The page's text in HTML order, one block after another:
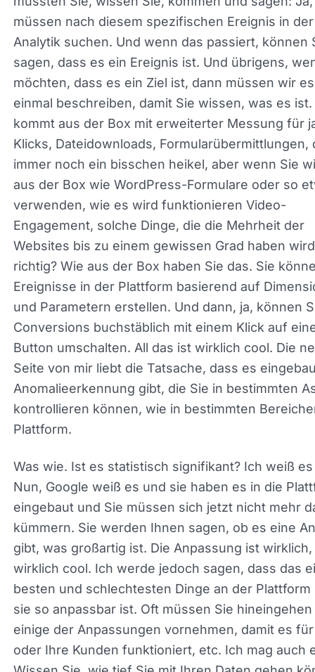
dann mussten Sie, wissen Sie, kommen und
Sie müssen nach diesem spezifischen Ereignis
Analytik suchen. Und wenn das passiert, können
sagen, dass es ein Ereignis ist. Und übrigens,
möchten, dass es ein Ziel ist, dann müssen wir
einmal beschreiben, damit Sie wissen, was es ist.
es kommt aus der Box mit erweiterter Messung
Link-Klicks, Dateidownloads,
das ist immer noch ein bisschen heikel, aber
etwas verwenden, wie es wird funktionieren
Engagement, solche Dinge, die die Mehrheit der
Websites bis zu einem gewissen Grad haben
richtig? Wie aus der Box haben Sie das. Sie
auch Ereignisse in der Plattform basierend auf
Dimensionen und Parametern erstellen. Und
Die nerdige Seite von mir liebt die Tatsache, dass
eingebaute Anomalieerkennung gibt, die Sie in
bestimmten Aspekten kontrollieren können, wie
Was wie. Ist es statistisch signifikant? Ich weiß
Nun, Google weiß es und sie haben es in die
eingebaut und Sie müssen sich jetzt nicht mehr
kümmern. Sie werden Ihnen sagen, ob es eine
Anomalie gibt, was großartig ist. Die Anpassung
wirklich, wirklich cool. Ich werde jedoch sagen,
das eine der besten und schlechtesten Dinge an
Plattform ist, weil sie so anpassbar ist. Oft
hineingehen und einige der Anpassungen
damit es für Sie oder Ihre Kunden funktioniert,